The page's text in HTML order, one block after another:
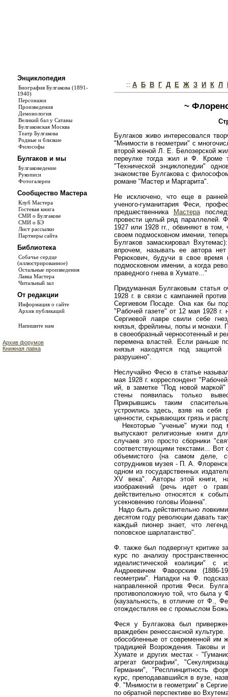
Энциклопедия
Биография Булгакова (1891-
1940)
Персонажи
Произведения
Демонология
Великий бал у Сатаны
Булгаковская Москва
Театр Булгакова
Родные и близкие
Философы
Булгаков и мы
Булгаковедение
Рукописи
Фотогалереи
Сообщество Мастера
Клуб Мастера
Гостевая книга
СМИ о Булгакове
СМИ о БЭ
Лист рассылки
Партнеры сайта
Библиотека
Собачье сердце
(иллюстрированное)
Остальные произведения
Лавка Мастера
Читальный зал
От редакции
Информация о сайте
Архив публикаций
Напишите нам
Архив форумов
Книжная лавка
:: А Б В Г Д Е Ж З И К Л
~
Булгаков живо интересовался
"Мнимости в геометрии" с
второй женой Л. Е. Белозерской
переулке тогда жил и Ф. Кроме
"Технической энциклопедии"
знакомстве Булгакова с
романе "Мастер и Маргарита".
Не исключено, что еще в
ученого-гуманитария Феси,
предшественника
Мастера
провести целый ряд параллелей.
1927 или 1928 гг., обвиняют в
своем подмосковном имении,
Булгаков замаскировал
впрочем, называть ее автора
Рерюкович, будучи в свое
подмосковном имении, а когда
праведного гнева в Хумате..."
Придуманная Булгаковым статья
1928 г. в связи с кампанией
Сергиевом Посаде. Она как бы
"Рабочей газете" от 12 мая 1928
Сергиевой лавре свили себе
князья, фрейлины, попы и монахи.
в своеобразный черносотенный и
перемена властей. Если раньше
князья находятся под защитой
разрушено".
Неслучайно Фесю в статье
мая 1928 г. корреспондент
ий, в заметке "Под новой
стены появилась только
Прикрывшись таким
устроились здесь, взяв на себя
ценности, скрывающих грязь и
Некоторые "ученые" мужи под
выпускают религиозные книги
случаев это просто сборники
соответствующими текстами... Вот
объемистого (на самом деле,
сотрудников музея - П. А.
одном из государственных
XV века". Авторы этой книги,
изображений (речь идет о
действительно относятся к
усекновению головы Иоанна".
Надо быть действительно
десятом году революции давать
каждый пионер знает, что
поповское шарлатанство".
Ф. также был подвергнут критике
курс по анализу
идеалистической коалиции" с
Андреевичем Фаворским (1886-
геометрии". Нападки на Ф.
направленной против Феси.
противоположную той, что была у
(каузальность, в отличие от Ф.,
отождествляя ее с промыслом
Феся у Булгакова был
враждебен ренессансной
обособленные от современной им
традицией Возрождения. Таковы
Хумате и других местах -
агрегат биографии",
Германии", "Респлинцитность
курс, преподававшийся в вузе,
Ф. "Мнимости в геометрии" в
по обратной перспективе во